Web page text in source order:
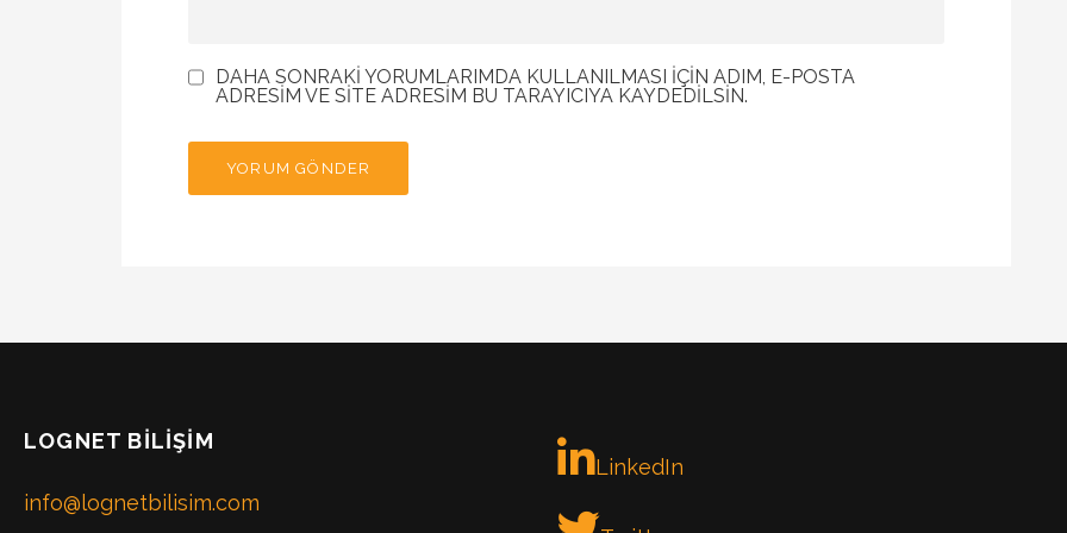
DAHA SONRAKI YORUMLARIMDA KULLANILMASI IÇIN ADIM, E-POSTA
ADRESIM VE SITE ADRESIM BU TARAYICIYA KAYDEDILSIN.
LOGNET BILIŞIM
info@lognetbilisim.com
LinkedIn